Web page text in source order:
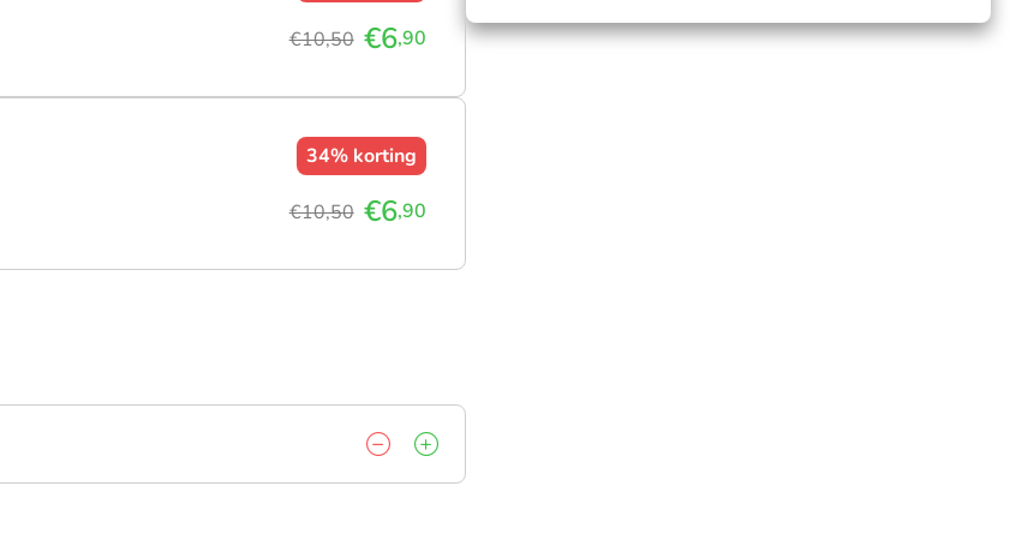
€10,50 €6,90
34% korting
€10,50 €6,90